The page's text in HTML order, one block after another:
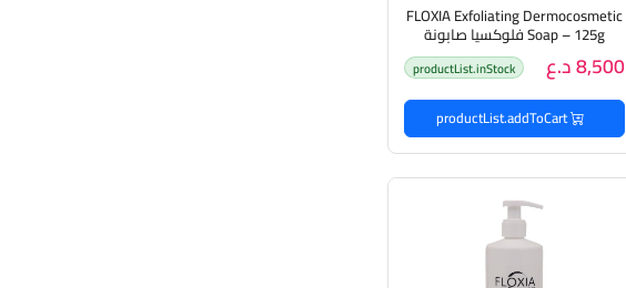
FLOXIA Exfoliating Dermocosmetic
Soap – 125g فلوكسيا صابونة
مقشرة للبشرة الدهنية8,500 د.ع productList.inStock
productList.addToCart